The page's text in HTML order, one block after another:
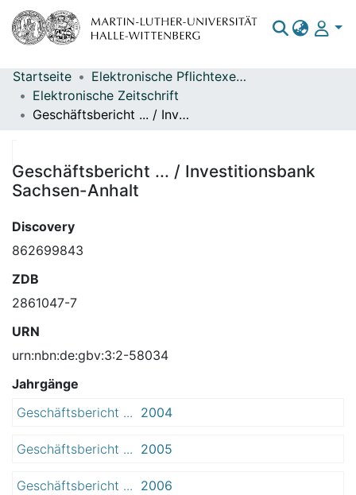
Bereiche & Sammlungen
Das gesamte Repositorium
Startseite
Elektronische Pflichtexemplare
Elektronische Zeitschrift
Geschäftsbericht ... / Investitionsbank Sachsen-Anhalt
Geschäftsbericht ... / Investitionsbank
Sachsen-Anhalt
Discovery
862699843
ZDB
2861047-7
URN
urn:nbn:de:gbv:3:2-58034
Jahrgänge
Geschäftsbericht ... 2004
Geschäftsbericht ... 2005
Geschäftsbericht ... 2006